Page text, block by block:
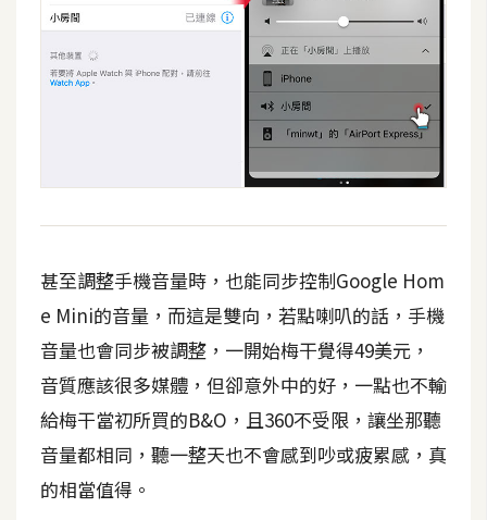
甚至調整手機音量時，也能同步控制Google Hom
e Mini的音量，而這是雙向，若點喇叭的話，手機
音量也會同步被調整，一開始梅干覺得49美元，
音質應該很多媒體，但卻意外中的好，一點也不輸
給梅干當初所買的B&O，且360不受限，讓坐那聽
音量都相同，聽一整天也不會感到吵或疲累感，真
的相當值得。